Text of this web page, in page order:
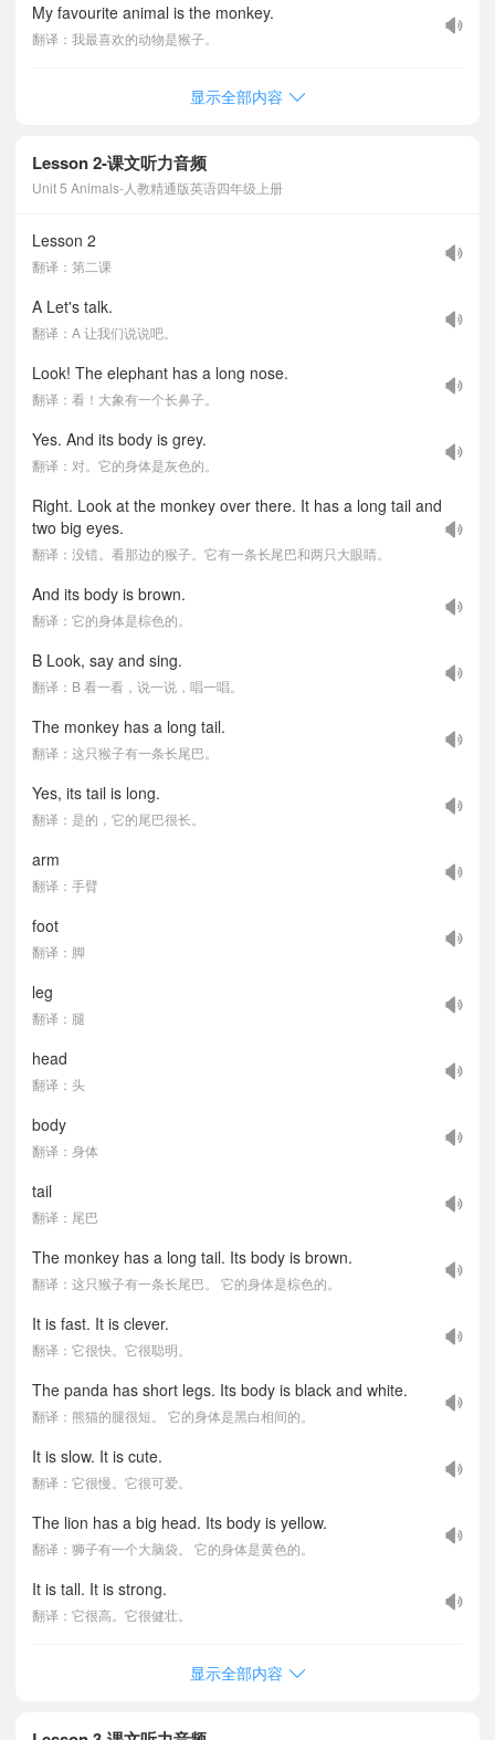
My favourite animal is the monkey.
翻译：我最喜欢的动物是猴子。
显示全部内容
Lesson 2-课文听力音频
Unit 5 Animals-人教精通版英语四年级上册
Lesson 2
翻译：第二课
A Let's talk.
翻译：A 让我们说说吧。
Look! The elephant has a long nose.
翻译：看！大象有一个长鼻子。
Yes. And its body is grey.
翻译：对。它的身体是灰色的。
Right. Look at the monkey over there. It has a long tail and
two big eyes.
翻译：没错。看那边的猴子。它有一条长尾巴和两只大眼睛。
And its body is brown.
翻译：它的身体是棕色的。
B Look, say and sing.
翻译：B 看一看，说一说，唱一唱。
The monkey has a long tail.
翻译：这只猴子有一条长尾巴。
Yes, its tail is long.
翻译：是的，它的尾巴很长。
arm
翻译：手臂
foot
翻译：脚
leg
翻译：腿
head
翻译：头
body
翻译：身体
tail
翻译：尾巴
The monkey has a long tail. Its body is brown.
翻译：这只猴子有一条长尾巴。 它的身体是棕色的。
It is fast. It is clever.
翻译：它很快。它很聪明。
The panda has short legs. Its body is black and white.
翻译：熊猫的腿很短。 它的身体是黑白相间的。
It is slow. It is cute.
翻译：它很慢。它很可爱。
The lion has a big head. Its body is yellow.
翻译：狮子有一个大脑袋。 它的身体是黄色的。
It is tall. It is strong.
翻译：它很高。它很健壮。
显示全部内容